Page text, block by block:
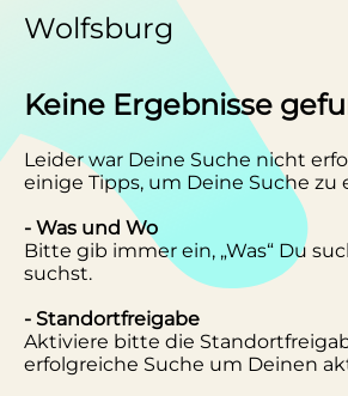
Wolfsburg
Keine Ergebnisse
Leider war Deine Suche nicht
einige Tipps, um Deine Suche zu
- Was und Wo
Bitte gib immer ein, „Was“ Du
suchst.
- Standortfreigabe
Aktiviere bitte die
erfolgreiche Suche um Deinen